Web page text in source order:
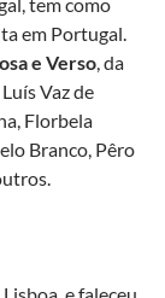
em Portugal.
e Verso , da
Vaz de
Florbela
Branco, Pêro
e faleceu